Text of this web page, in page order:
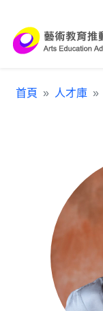
首頁 人才庫